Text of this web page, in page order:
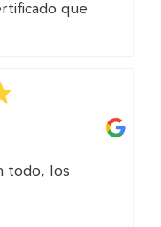
que
todo, los